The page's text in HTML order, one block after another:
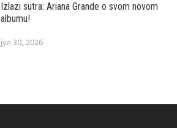
Izlazi sutra: Ariana Grande o svom novom
albumu!
јул 30, 2026